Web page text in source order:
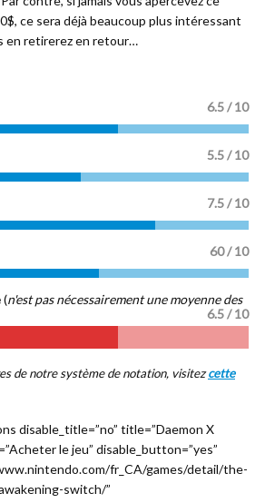
ce sera déjà beaucoup plus intéressant
en retirerez en retour…
6.5 / 10
5.5 / 10
7.5 / 10
60 / 10
(n'est pas nécessairement une moyenne des
6.5 / 10
de notre système de notation, visitezcette
disable_title=”no” title=”Daemon X
le jeu” disable_button=”yes”
fr_CA/games/detail/the-
switch/”